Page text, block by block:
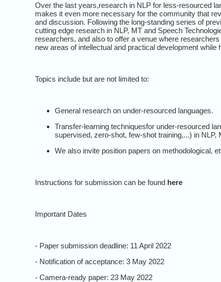
Over the last years,research in NLP for less-resourced
makes it even more necessary for the community that
and discussion. Following the long-standing series of
cutting edge research in NLP, MT and Speech
researchers, and also to offer a venue where
new areas of intellectual and practical development
Topics include but are not limited to:
General research on under-resourced languages.
Transfer-learning techniquesfor under-resourced
supervised, zero-shot, few-shot training,...) in NLP,
We also invite position papers on methodological,
Instructions for submission can be found here
Important Dates
- Paper submission deadline: 11 April 2022
- Notification of acceptance: 3 May 2022
- Camera-ready paper: 23 May 2022